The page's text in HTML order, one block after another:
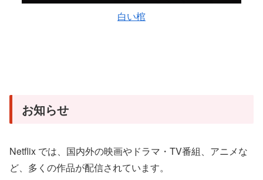
白い棺
お知らせ
Netflix では、国内外の映画やドラマ・TV番組、アニメな
ど、多くの作品が配信されています。